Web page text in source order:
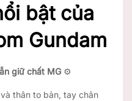
bật của
Gundam
giữ chất MG ⚙️
thân to bản, tay chân